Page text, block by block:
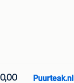
Puurteak.nl